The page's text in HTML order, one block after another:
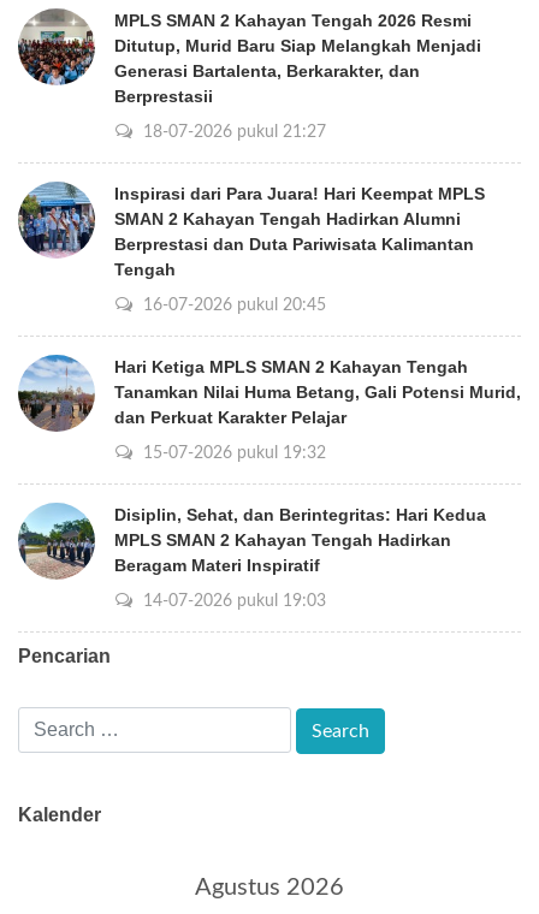
MPLS SMAN 2 Kahayan Tengah 2026 Resmi
Ditutup, Murid Baru Siap Melangkah Menjadi
Generasi Bartalenta, Berkarakter, dan
Berprestasii
18-07-2026 pukul 21:27
Inspirasi dari Para Juara! Hari Keempat MPLS
SMAN 2 Kahayan Tengah Hadirkan Alumni
Berprestasi dan Duta Pariwisata Kalimantan
Tengah
16-07-2026 pukul 20:45
Hari Ketiga MPLS SMAN 2 Kahayan Tengah
Tanamkan Nilai Huma Betang, Gali Potensi Murid,
dan Perkuat Karakter Pelajar
15-07-2026 pukul 19:32
Disiplin, Sehat, dan Berintegritas: Hari Kedua
MPLS SMAN 2 Kahayan Tengah Hadirkan
Beragam Materi Inspiratif
14-07-2026 pukul 19:03
Pencarian
Kalender
Agustus 2026